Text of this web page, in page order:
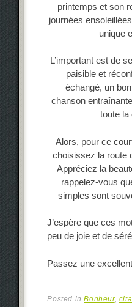
printemps et son
journées
unique
L’important est de
paisible et
échangé, un
chanson
toute la
Alors, pour ce
choisissez la route
Appréciez la
rappelez-vous
simples sont
J’espère que ces
peu de joie et de
Passez une
Posted inBonheur,